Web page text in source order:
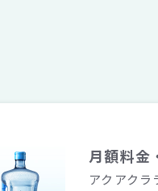
月額料金
アクアク